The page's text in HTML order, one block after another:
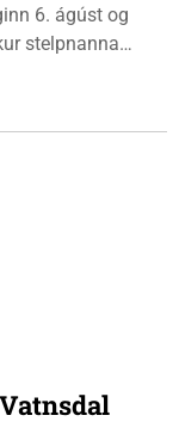
6. ágúst og
stelpnanna
rigning og